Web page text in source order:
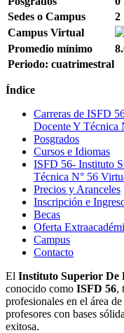
Sedes o Campus
2
Campus Virtual
Promedio mínimo
Periodo: cuatrimestral
Índice
Carreras de ISFD
Docente Y Técnica
Posgrados
Cursos e Idiomas
ISFD 56- Instituto
Técnica N° 56
Precios y Aranceles
Inscripción e
Becas
Oferta
Campus
Contacto
El Instituto Superior De
conocido como ISFD 56,
profesionales en el área
profesores con bases
exitosa.